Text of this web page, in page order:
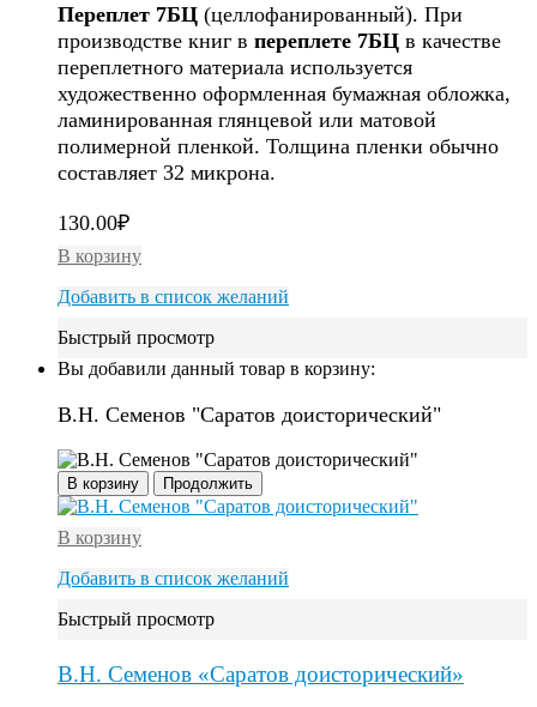
Переплет 7БЦ (целлофанированный). При
производстве книг в переплете 7БЦ в качестве
переплетного материала используется
художественно оформленная бумажная обложка,
ламинированная глянцевой или матовой
полимерной пленкой. Толщина пленки обычно
составляет 32 микрона.
130.00₽
В корзину
Добавить в список желаний
Быстрый просмотр
Вы добавили данный товар в корзину:
В.Н. Семенов "Саратов доисторический"
В корзину Продолжить
В корзину
Добавить в список желаний
Быстрый просмотр
В.Н. Семенов «Саратов доисторический»